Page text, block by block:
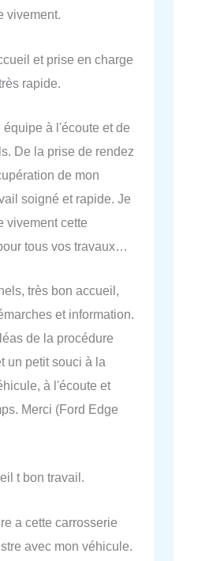
vivement.
et prise en charge
rapide.
équipe à l'écoute et de
De la prise de rendez
de mon
soigné et rapide. Je
vivement cette
tous vos travaux…
très bon accueil,
et information.
de la procédure
un petit souci à la
à l'écoute et
Merci (Ford Edge
t bon travail.
a cette carrosserie
avec mon véhicule.